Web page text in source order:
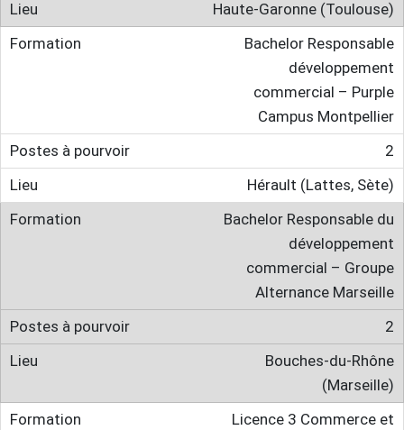
Haute-Garonne (Toulouse)
Bachelor Responsable
développement
commercial – Purple
Campus Montpellier
2
Hérault (Lattes, Sète)
Bachelor Responsable du
développement
commercial – Groupe
Alternance Marseille
2
Bouches-du-Rhône
(Marseille)
Licence 3 Commerce et